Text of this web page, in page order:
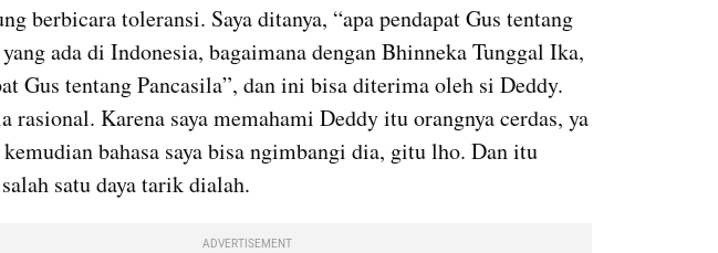
berbicara toleransi. Saya ditanya, “apa pendapat Gus tentang
ada di Indonesia, bagaimana dengan Bhinneka Tunggal Ika,
Gus tentang Pancasila”, dan ini bisa diterima oleh si Deddy.
rasional. Karena saya memahami Deddy itu orangnya cerdas, ya
bahasa saya bisa ngimbangi dia, gitu lho. Dan itu
satu daya tarik dialah.
ADVERTISEMENT